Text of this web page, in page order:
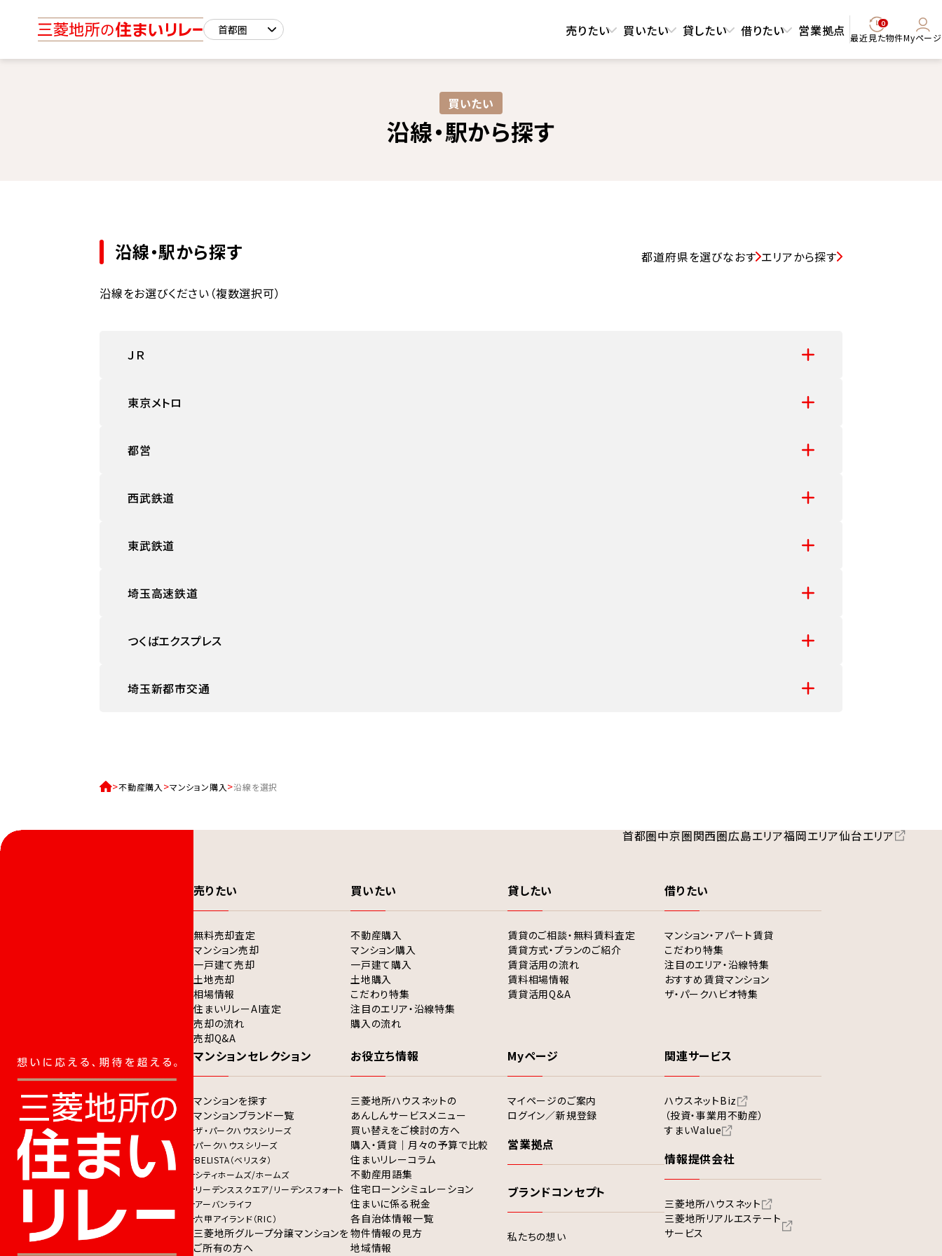
売りたい 買いたい 貸したい 借りたい 営業拠点 0
最近見た物件Myページ
買いたい
沿線・駅から探す
沿線・駅から探す 都道府県を選びなおす エリアから探す
沿線をお選びください（複数選択可）
ＪＲ
東京メトロ
都営
西武鉄道
東武鉄道
埼玉高速鉄道
つくばエクスプレス
埼玉新都市交通
不動産購入 マンション購入 沿線を選択
首都圏中京圏関西圏広島エリア福岡エリア仙台エリア
売りたい
無料売却査定
マンション売却
一戸建て売却
土地売却
相場情報
住まいリレーAI査定
売却の流れ
売却Q&A
買いたい
不動産購入
マンション購入
一戸建て購入
土地購入
こだわり特集
注目のエリア・沿線特集
購入の流れ
貸したい
賃貸のご相談・無料賃料査定
賃貸方式・プランのご紹介
賃貸活用の流れ
賃料相場情報
賃貸活用Q&A
借りたい
マンション・アパート賃貸
こだわり特集
注目のエリア・沿線特集
おすすめ賃貸マンション
ザ・パークハビオ特集
マンションセレクション
マンションを探す
マンションブランド一覧
ザ・パークハウスシリーズ
パークハウスシリーズ
BELISTA（ベリスタ）
シティホームズ/ホームズ
リーデンススクエア/リーデンスフォート
アーバンライフ
六甲アイランド（RIC）
三菱地所グループ分譲マンションを
ご所有の方へ
お役立ち情報
三菱地所ハウスネットの
あんしんサービスメニュー
買い替えをご検討の方へ
購入・賃貸｜月々の予算で比較
住まいリレーコラム
不動産用語集
住宅ローンシミュレーション
住まいに係る税金
各自治体情報一覧
物件情報の見方
地域情報
Myページ
マイページのご案内
ログイン／新規登録
営業拠点
ブランドコンセプト
私たちの想い
関連サービス
ハウスネットBiz
（投資・事業用不動産）
すまいValue
情報提供会社
三菱地所ハウスネット
三菱地所リアルエステート
サービス